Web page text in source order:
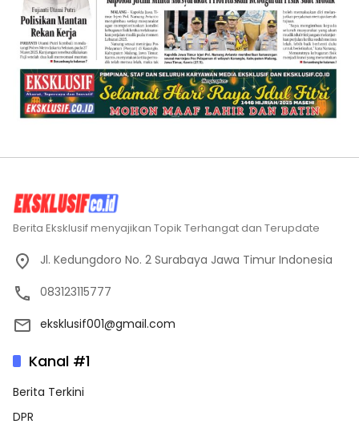
Berita Eksklusif menyajikan Topik Terhangat dan Terupdate
Jl. Kedungdoro No. 2 Surabaya Jawa Timur Indonesia
083123115777
eksklusif001@gmail.com
Kanal #1
Berita Terkini
DPR